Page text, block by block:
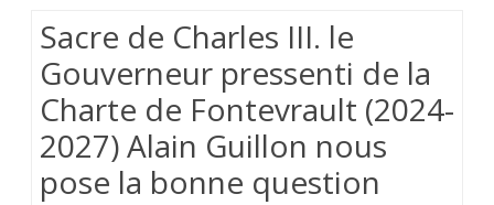
Sacre de Charles III. le
Gouverneur pressenti de la
Charte de Fontevrault (2024-
2027) Alain Guillon nous
pose la bonne question